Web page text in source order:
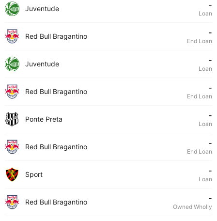
Juventude -
Loan
Red Bull Bragantino -
End Loan
Juventude -
Loan
Red Bull Bragantino -
End Loan
Ponte Preta -
Loan
Red Bull Bragantino -
End Loan
Sport -
Loan
Red Bull Bragantino -
Owned Wholly